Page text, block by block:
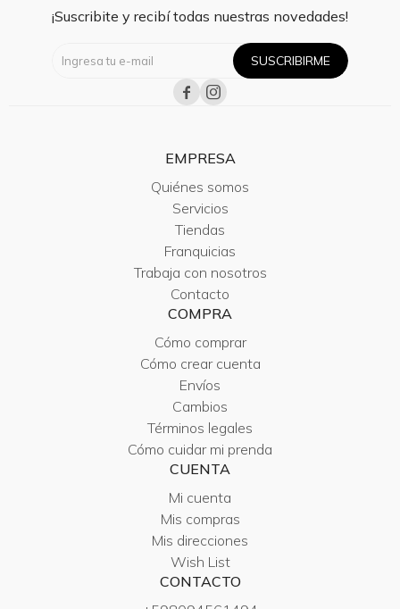
¡Suscribite y recibí todas nuestras novedades!
SUSCRIBIRME
 
EMPRESA
Quiénes somos
Servicios
Tiendas
Franquicias
Trabaja con nosotros
Contacto
COMPRA
Cómo comprar
Cómo crear cuenta
Envíos
Cambios
Términos legales
Cómo cuidar mi prenda
CUENTA
Mi cuenta
Mis compras
Mis direcciones
Wish List
CONTACTO